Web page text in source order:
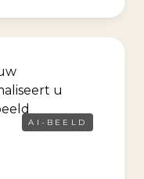
AI-BEELD